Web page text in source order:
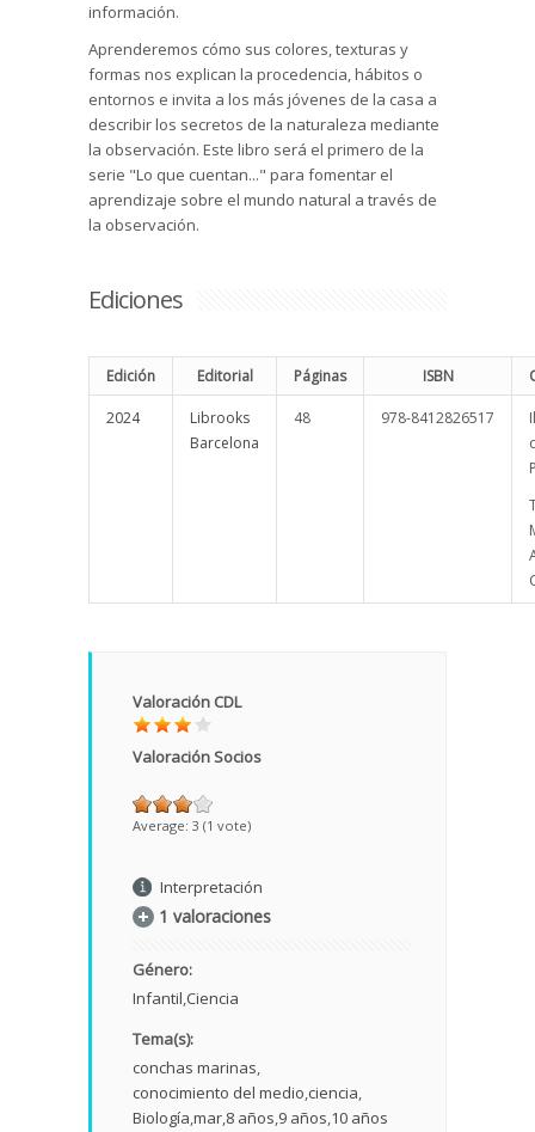
información.
Aprenderemos cómo sus colores, texturas y
formas nos explican la procedencia, hábitos o
entornos e invita a los más jóvenes de la casa a
describir los secretos de la naturaleza mediante
la observación. Este libro será el primero de la
serie "Lo que cuentan..." para fomentar el
aprendizaje sobre el mundo natural a través de
la observación.
Ediciones
Edición Editorial Páginas ISBN
2024
Librooks
Barcelona
48 978-8412826517
Valoración CDL
Valoración Socios
Average: 3 (1 vote)
Interpretación
1 valoraciones
Género:
Infantil Ciencia
Tema(s):
conchas marinas
conocimiento del medio ciencia
Biología mar 8 años 9 años 10 años